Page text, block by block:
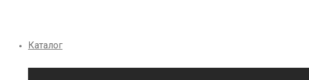
Каталог